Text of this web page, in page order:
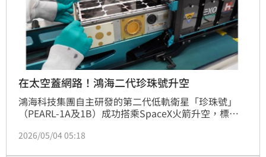
在太空蓋網路！鴻海二代珍珠號升空
鴻海科技集團自主研發的第二代低軌衛星「珍珠號」
（PEARL-1A及1B）成功搭乘SpaceX火箭升空，標誌
元。本次任務重點在於驗證「星際鏈路」技術，透過
2026/05/04 05:18